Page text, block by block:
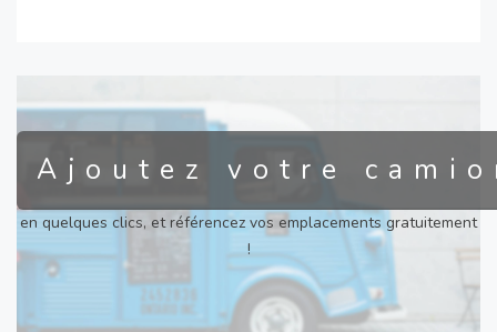
Ajoutez votre
en quelques clics, et référencez vos emplacements gratuitement
!